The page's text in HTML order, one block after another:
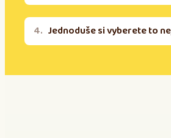
Jednoduše si vyberete to